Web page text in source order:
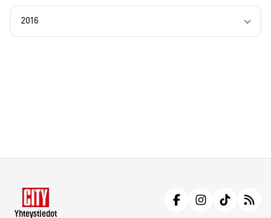
2016
Yhteystiedot